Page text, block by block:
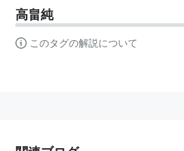
高畠純
このタグの解説について